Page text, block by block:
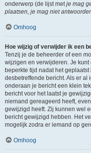
onderwerp (de lijst metje mag
plaatsen, je mag niet
Omhoog
Hoe wijzig of verwijder ik een
Tenzij je de beheerder of een
wijzigen en verwijderen. Je
beperkte tijd nadat het
desbetreffende bericht. Als er al
onderaan je bericht een klein
bericht voor het laatst je
niemand gereageerd heeft,
gewijzigd heeft. Zij kunnen wel
bericht gewijzigd hebben. Het
mogelijk zodra er iemand op
Omhoog